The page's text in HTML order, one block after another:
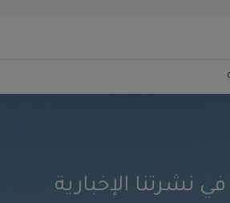
نشرتنا الإخبارية